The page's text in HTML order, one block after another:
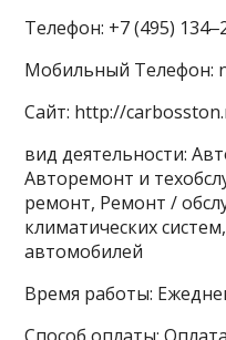
Телефон: +7 (495)
Мобильный Телефон:
Сайт: http://
вид деятельности:
Авторемонт и
ремонт, Ремонт /
климатических
автомобилей
Время работы: